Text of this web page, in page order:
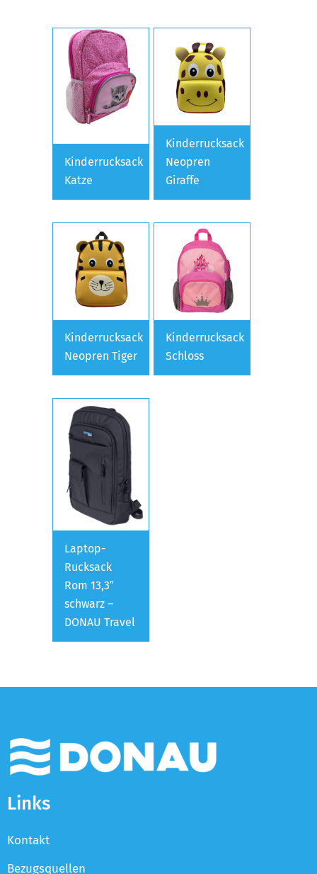
Kinderrucksack
Katze
Kinderrucksack
Neopren
Giraffe
Kinderrucksack
Neopren Tiger
Kinderrucksack
Schloss
Laptop-
Rucksack
Rom 13,3″
schwarz –
DONAU Travel
Links
Kontakt
Bezugsquellen